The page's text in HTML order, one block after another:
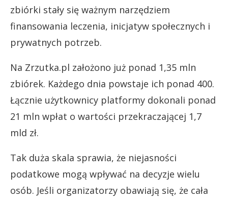
zbiórki stały się ważnym narzędziem
finansowania leczenia, inicjatyw społecznych i
prywatnych potrzeb.
Na Zrzutka.pl założono już ponad 1,35 mln
zbiórek. Każdego dnia powstaje ich ponad 400.
Łącznie użytkownicy platformy dokonali ponad
21 mln wpłat o wartości przekraczającej 1,7
mld zł.
Tak duża skala sprawia, że niejasności
podatkowe mogą wpływać na decyzje wielu
osób. Jeśli organizatorzy obawiają się, że cała